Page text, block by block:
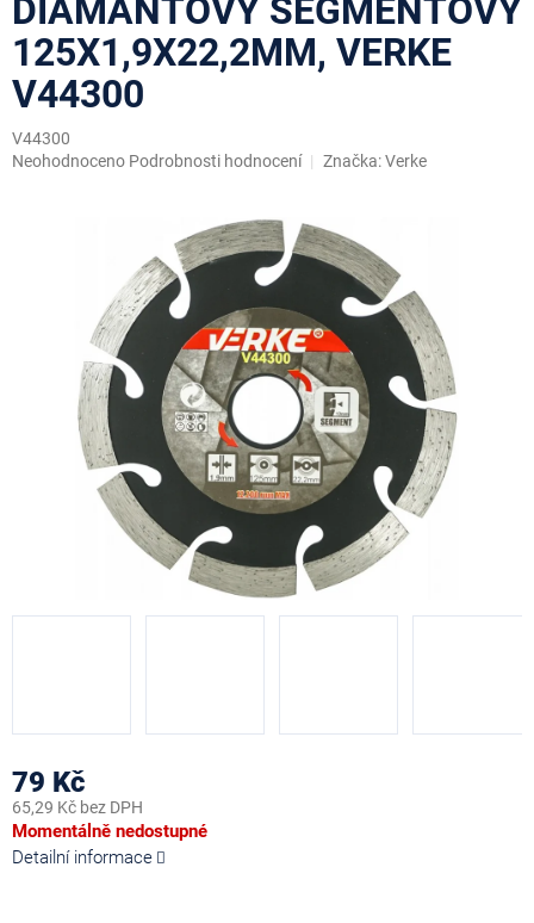
DIAMANTOVÝ SEGMENTOVÝ
125X1,9X22,2MM, VERKE
V44300
V44300
Průměrné
Neohodnoceno Podrobnosti hodnocení Značka:Verke
79 Kč
65,29 Kč bez DPH
Měrná
cena:
Momentálně nedostupné
Detailní informace